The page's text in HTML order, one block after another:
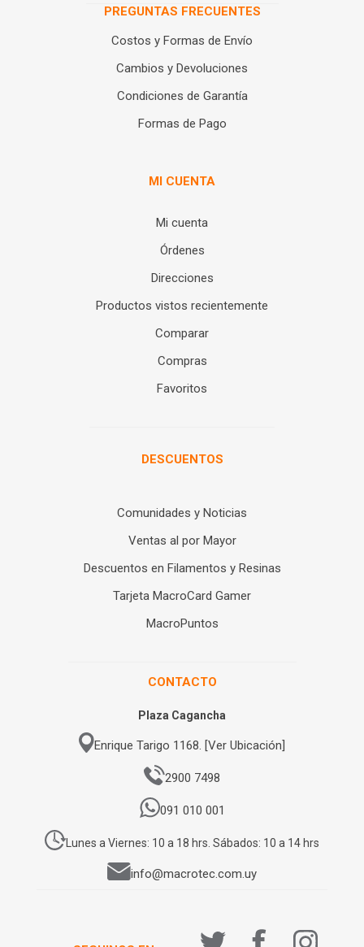
PREGUNTAS FRECUENTES
Costos y Formas de Envío
Cambios y Devoluciones
Condiciones de Garantía
Formas de Pago
MI CUENTA
Mi cuenta
Órdenes
Direcciones
Productos vistos recientemente
Comparar
Compras
Favoritos
DESCUENTOS
Comunidades y Noticias
Ventas al por Mayor
Descuentos en Filamentos y Resinas
Tarjeta MacroCard Gamer
MacroPuntos
CONTACTO
Plaza Cagancha
Enrique Tarigo 1168. [Ver Ubicación]
2900 7498
091 010 001
Lunes a Viernes: 10 a 18 hrs. Sábados: 10 a 14 hrs
info@macrotec.com.uy